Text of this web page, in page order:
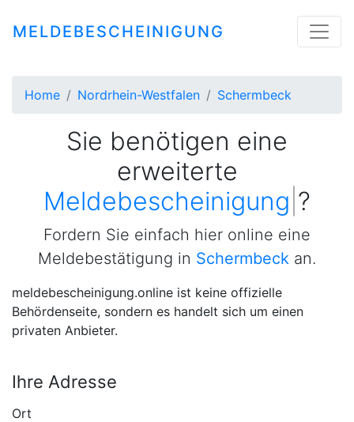
MELDEBESCHEINIGUNG
Home Nordrhein-Westfalen Schermbeck
Sie benötigen eine
erweiterte
Meldebescheinigung ?
Fordern Sie einfach hier online eine
Meldebestätigung in Schermbeck an.
meldebescheinigung.online ist keine offizielle
Behördenseite, sondern es handelt sich um einen
privaten Anbieter.
Ihre Adresse
Ort